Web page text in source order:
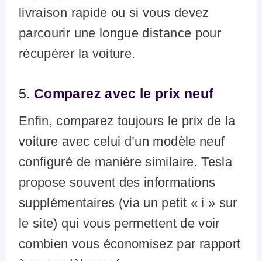
livraison rapide ou si vous devez
parcourir une longue distance pour
récupérer la voiture.
5. Comparez avec le prix neuf
Enfin, comparez toujours le prix de la
voiture avec celui d’un modèle neuf
configuré de manière similaire. Tesla
propose souvent des informations
supplémentaires (via un petit « i » sur
le site) qui vous permettent de voir
combien vous économisez par rapport